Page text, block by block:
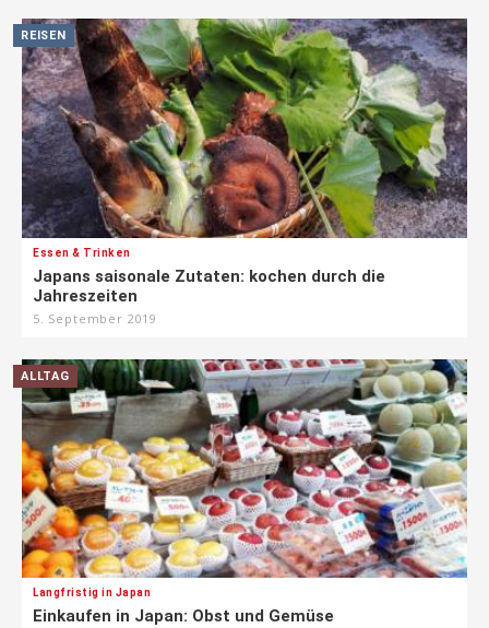
REISEN
Essen & Trinken
Japans saisonale Zutaten: kochen durch die
Jahreszeiten
5. September 2019
ALLTAG
Langfristig in Japan
Einkaufen in Japan: Obst und Gemüse